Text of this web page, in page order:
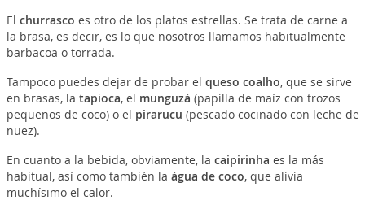
El churrasco es otro de los platos estrellas. Se trata de carne a
la brasa, es decir, es lo que nosotros llamamos habitualmente
barbacoa o torrada.
Tampoco puedes dejar de probar el queso coalho, que se sirve
en brasas, la tapioca, el munguzá (papilla de maíz con trozos
pequeños de coco) o el pirarucu (pescado cocinado con leche de
nuez).
En cuanto a la bebida, obviamente, la caipirinha es la más
habitual, así como también la água de coco, que alivia
muchísimo el calor.